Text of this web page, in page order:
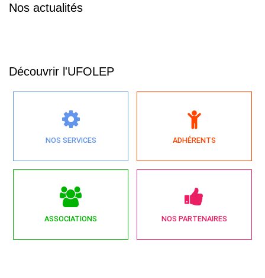
Nos actualités
Découvrir l'UFOLEP
NOS SERVICES ADHÉRENTS
ASSOCIATIONS NOS PARTENAIRES